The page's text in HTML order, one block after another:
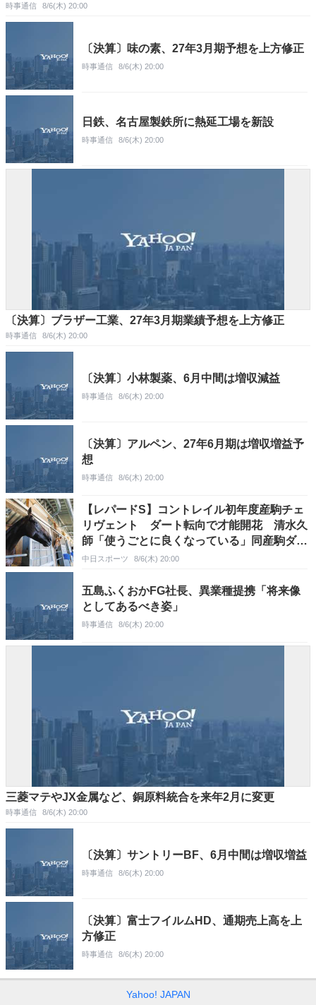
時事通信 8/6(木) 20:00
〔決算〕味の素、27年3月期予想を上方修正
時事通信 8/6(木) 20:00
日鉄、名古屋製鉄所に熱延工場を新設
時事通信 8/6(木) 20:00
〔決算〕ブラザー工業、27年3月期業績予想を上方修正
時事通信 8/6(木) 20:00
〔決算〕小林製薬、6月中間は増収減益
時事通信 8/6(木) 20:00
〔決算〕アルペン、27年6月期は増収増益予
想
時事通信 8/6(木) 20:00
【レパードS】コントレイル初年度産駒チェ
リヴェント ダート転向で才能開花 清水久
師「使うごとに良くなっている」同産駒ダー
ト重賞初戴冠へ期待高まる
中日スポーツ 8/6(木) 20:00
五島ふくおかFG社長、異業種提携「将来像
としてあるべき姿」
時事通信 8/6(木) 20:00
三菱マテやJX金属など、銅原料統合を来年2月に変更
時事通信 8/6(木) 20:00
〔決算〕サントリーBF、6月中間は増収増益
時事通信 8/6(木) 20:00
〔決算〕富士フイルムHD、通期売上高を上
方修正
時事通信 8/6(木) 20:00
Yahoo! JAPAN